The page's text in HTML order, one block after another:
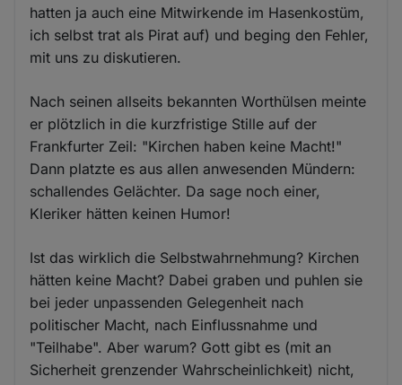
hatten ja auch eine Mitwirkende im Hasenkostüm,
ich selbst trat als Pirat auf) und beging den Fehler,
mit uns zu diskutieren.
Nach seinen allseits bekannten Worthülsen meinte
er plötzlich in die kurzfristige Stille auf der
Frankfurter Zeil: "Kirchen haben keine Macht!"
Dann platzte es aus allen anwesenden Mündern:
schallendes Gelächter. Da sage noch einer,
Kleriker hätten keinen Humor!
Ist das wirklich die Selbstwahrnehmung? Kirchen
hätten keine Macht? Dabei graben und puhlen sie
bei jeder unpassenden Gelegenheit nach
politischer Macht, nach Einflussnahme und
"Teilhabe". Aber warum? Gott gibt es (mit an
Sicherheit grenzender Wahrscheinlichkeit) nicht,